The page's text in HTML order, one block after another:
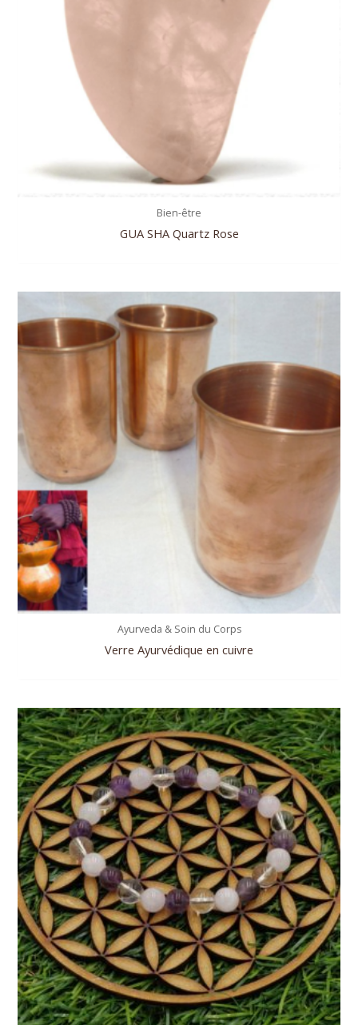
Bien-être
GUA SHA Quartz Rose
Ayurveda & Soin du Corps
Verre Ayurvédique en cuivre